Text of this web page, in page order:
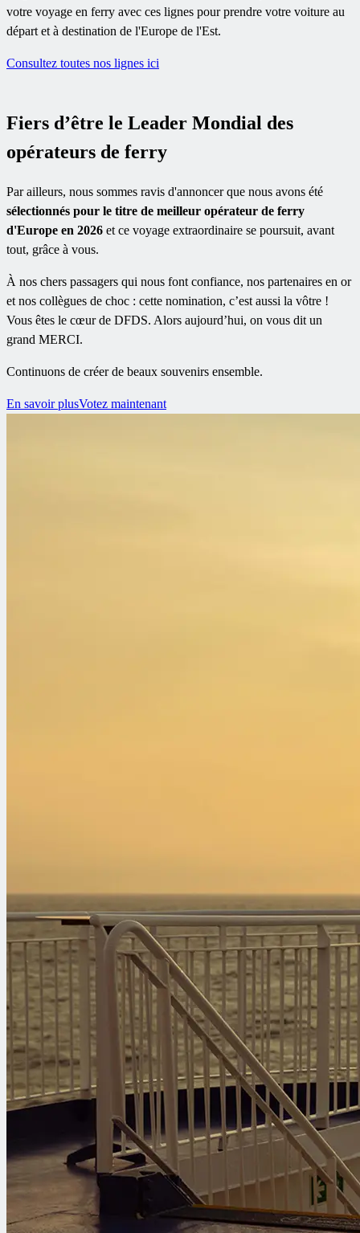
votre voyage en ferry avec ces lignes pour prendre votre voiture au
départ et à destination de l'Europe de l'Est.
Consultez toutes nos lignes ici
Fiers d’être le Leader Mondial des
opérateurs de ferry
Par ailleurs, nous sommes ravis d'annoncer que nous avons été
sélectionnés pour le titre de meilleur opérateur de ferry
d'Europe en 2026 et ce voyage extraordinaire se poursuit, avant
tout, grâce à vous.
À nos chers passagers qui nous font confiance, nos partenaires en or
et nos collègues de choc : cette nomination, c’est aussi la vôtre !
Vous êtes le cœur de DFDS. Alors aujourd’hui, on vous dit un
grand MERCI.
Continuons de créer de beaux souvenirs ensemble.
En savoir plusVotez maintenant